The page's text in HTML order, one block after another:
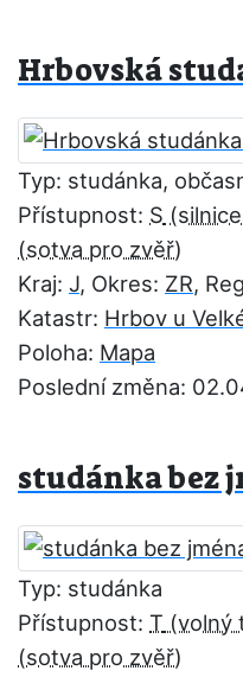
Hrbovská
Typ: studánka,
Přístupnost: S
Kraj: J, Okres: ZR,
Katastr: Hrbov u
Poloha: Mapa
Poslední změna:
studánka bez
Typ: studánka
Přístupnost: T